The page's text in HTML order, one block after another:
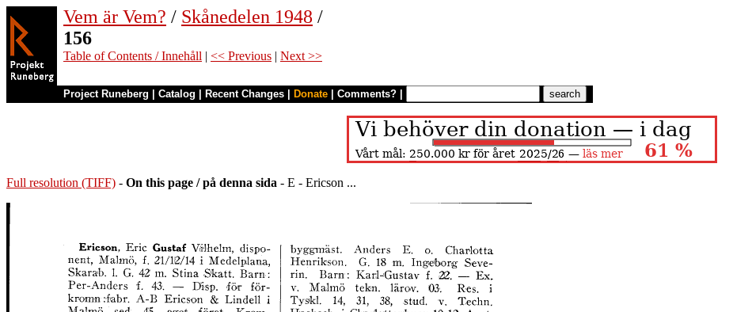
Vem är Vem? / Skånedelen 1948 /
156
Table of Contents / Innehåll | << Previous | Next >>
Project Runeberg Catalog Recent Changes Donate Comments?
Full resolution (TIFF) - On this page / på denna sida - E - Ericson ...